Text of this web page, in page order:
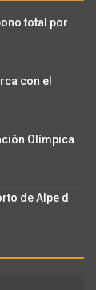
total por
con el
Olímpica
de Alpe d